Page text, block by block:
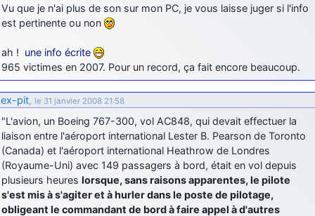
Vu que je n'ai plus de son sur mon PC, je vous laisse juger si l'info
est pertinente ou non
ah ! une info écrite
965 victimes en 2007. Pour un record, ça fait encore beaucoup.
ex-pit, le 31 janvier 2008 21:58
"L'avion, un Boeing 767-300, vol AC848, qui devait effectuer la
liaison entre l'aéroport international Lester B. Pearson de Toronto
(Canada) et l'aéroport international Heathrow de Londres
(Royaume-Uni) avec 149 passagers à bord, était en vol depuis
plusieurs heures lorsque, sans raisons apparentes, le pilote
s'est mis à s'agiter et à hurler dans le poste de pilotage,
obligeant le commandant de bord à faire appel à d'autres